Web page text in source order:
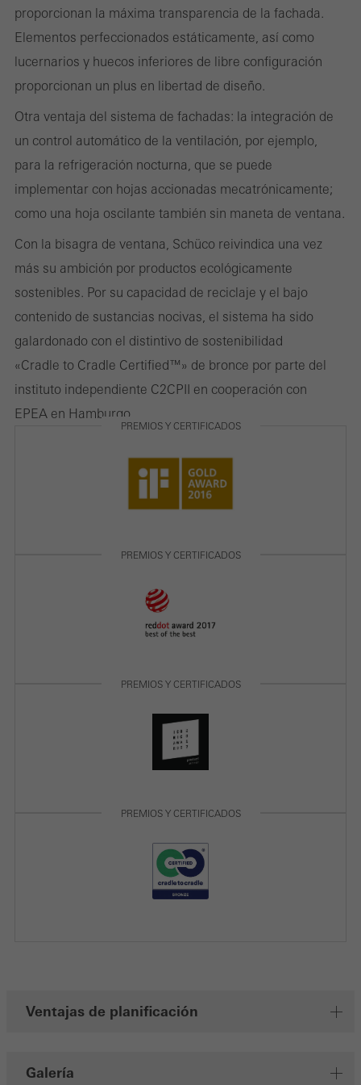
proporcionan la máxima transparencia de la fachada.
Elementos perfeccionados estáticamente, así como
lucernarios y huecos inferiores de libre configuración
proporcionan un plus en libertad de diseño.
Otra ventaja del sistema de fachadas: la integración de
un control automático de la ventilación, por ejemplo,
para la refrigeración nocturna, que se puede
implementar con hojas accionadas mecatrónicamente;
como una hoja oscilante también sin maneta de ventana.
Con la bisagra de ventana, Schüco reivindica una vez
más su ambición por productos ecológicamente
sostenibles. Por su capacidad de reciclaje y el bajo
contenido de sustancias nocivas, el sistema ha sido
galardonado con el distintivo de sostenibilidad
«Cradle to Cradle Certified™» de bronce por parte del
instituto independiente C2CPII en cooperación con
EPEA en Hamburgo.
PREMIOS Y CERTIFICADOS
PREMIOS Y CERTIFICADOS
PREMIOS Y CERTIFICADOS
PREMIOS Y CERTIFICADOS
Ventajas de planificación
Galería
Estas cookies se utilizan con fines estadísticos con el fin de
analizar el uso del sitio web y optimizar nuestra oferta mediante
la evaluación de campañas que hemos realizado, por ejemplo.
Estas cookies se utilizan para mejorar la facilidad de uso del sitio
web y, por tanto, la experiencia del usuario. Recopilan
información sobre cómo se usa el sitio web, el número de visitas,
el tiempo promedio que se pasa en el sitio web y las páginas a
las que se llama.
Cookies de marketing / de terceros
Las cookies de marketing son utilizadas por proveedores externos
para mostrar anuncios personalizados y atractivos para usuarios
individuales. Lo hacen "siguiendo" a los usuarios en los sitios
web. Esto también implica la incorporación de servicios de
terceros proveedores que prestan sus servicios de forma